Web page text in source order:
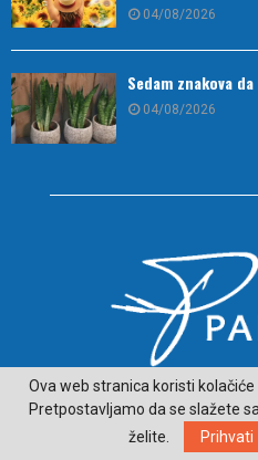
04/08/2026
Sedam znakova
04/08/2026
O
ČITAJ VIJESTI SA LJEPŠE
Ova web stranica koristi
Pretpostavljamo da se slažete
želite.
Prihvati